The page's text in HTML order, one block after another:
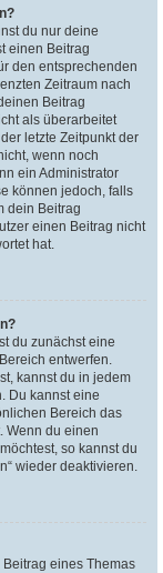
du nur deine
einen Beitrag
den entsprechenden
Zeitraum nach
Beitrag
als überarbeitet
letzte Zeitpunkt der
wenn noch
ein Administrator
können jedoch, falls
dein Beitrag
einen Beitrag nicht
hat.
du zunächst eine
entwerfen.
kannst du in jedem
Du kannst eine
Bereich das
Wenn du einen
so kannst du
wieder deaktivieren.
eines Themas